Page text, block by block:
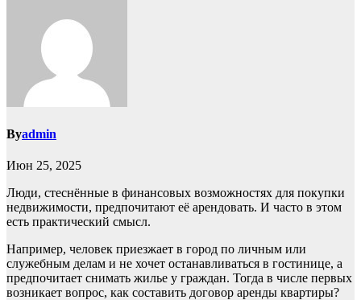
Byadmin
Июн 25, 2025
Люди, стеснённые в финансовых возможностях для покупки
недвижимости, предпочитают её арендовать. И часто в этом
есть практический смысл.
Например, человек приезжает в город по личным или
служебным делам и не хочет останавливаться в гостинице, а
предпочитает снимать жилье у граждан. Тогда в числе первых
возникает вопрос, как составить договор аренды квартиры?